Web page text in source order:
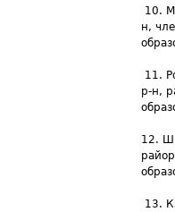
10.
н,
11.
р-н,
12.
13.